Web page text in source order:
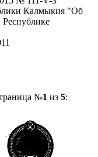
Калмыкия "Об
№1 из 5: